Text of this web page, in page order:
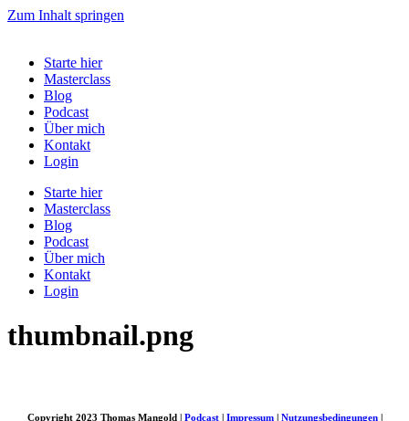
Zum Inhalt springen
Starte hier
Masterclass
Blog
Podcast
Über mich
Kontakt
Login
Starte hier
Masterclass
Blog
Podcast
Über mich
Kontakt
Login
thumbnail.png
Copyright 2023 Thomas Mangold | Podcast| Impressum| Nutzungsbedingungen|